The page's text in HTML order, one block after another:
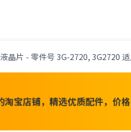
晶片 - 零件号 3G-2720, 3G2720
淘宝店铺，精选优质配件，价